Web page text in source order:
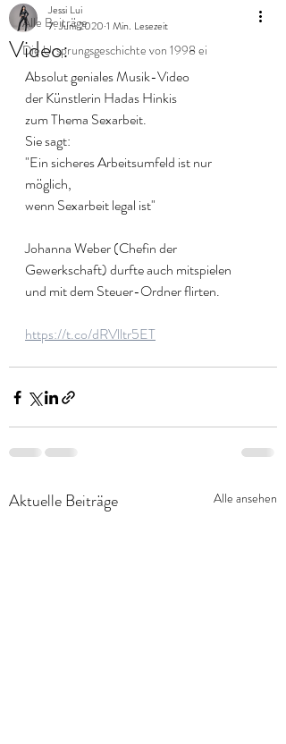
Alle Beiträge
Die Ursprungsgeschichte von 1998 ei
Video:
Jessi Lui
7. Juni 2020 1 Min. Lesezeit
Absolut geniales Musik-Video
der Künstlerin Hadas Hinkis
zum Thema Sexarbeit.
Sie sagt:
"Ein sicheres Arbeitsumfeld ist nur
möglich,
wenn Sexarbeit legal ist"
Johanna Weber (Chefin der
Gewerkschaft) durfte auch mitspielen
und mit dem Steuer-Ordner flirten.
https://t.co/dRVlltr5ET
Aktuelle Beiträge Alle ansehen